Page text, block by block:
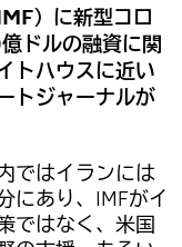
）に新型コロ
ドルの融資に関
トハウスに近い
トジャーナルが
ではイランには
にあり、IMFがイ
ではなく、米国